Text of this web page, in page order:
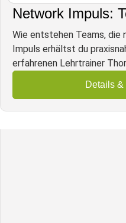
Network Impuls:
Wie entstehen Teams, die
Impuls erhältst du
erfahrenen Lehrtrainer
Details &